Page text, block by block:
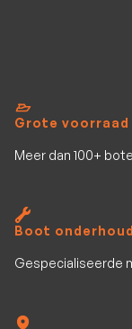
Grote voorraad
Meer dan 100+
Boot onderhoud
Gespecialiseerde